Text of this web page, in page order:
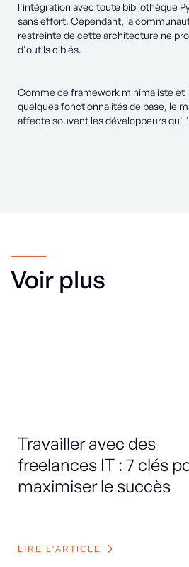
l'intégration avec toute bibliothèque
sans effort. Cependant, la
restreinte de cette architecture ne
d'outils ciblés.
Comme ce framework minimaliste et
quelques fonctionnalités de base, le
affecte souvent les développeurs qui
Voir plus
Travailler avec des
freelances IT : 7 clés
maximiser le succès
LIRE L'ARTICLE